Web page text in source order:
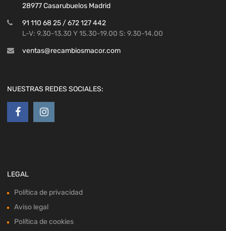
28977 Casarubuelos Madrid
91 110 68 25 / 672 127 442
L-V: 9.30-13.30 Y 15.30-19.00 S: 9.30-14.00
ventas@recambiosmacor.com
NUESTRAS REDES SOCIALES:
LEGAL
Política de privacidad
Aviso legal
Política de cookies